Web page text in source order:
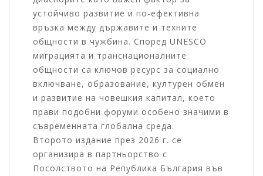
устойчиво развитие и по-ефективна
връзка между държавите и техните
общности в чужбина. Според UNESCO
миграцията и транснационалните
общности са ключов ресурс за социално
включване, образование, културен обмен
и развитие на човешкия капитал, което
прави подобни форуми особено значими в
съвременната глобална среда.
Второто издание през 2026 г. се
организира в партньорство с
Посолството на Република България във